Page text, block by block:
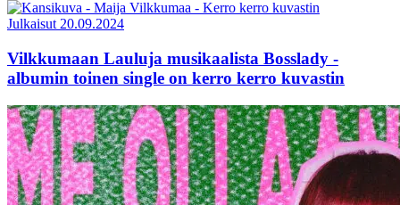
Julkaisut 20.09.2024
Vilkkumaan Lauluja musikaalista Bosslady -
albumin toinen single on kerro kerro kuvastin